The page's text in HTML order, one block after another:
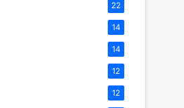
22
14
14
12
12